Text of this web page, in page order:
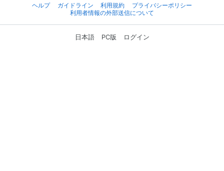
ヘルプ
ガイドライン 利用規約
プライバシーポリシー
利用者情報の外部送信について
日本語 PC版 ログイン